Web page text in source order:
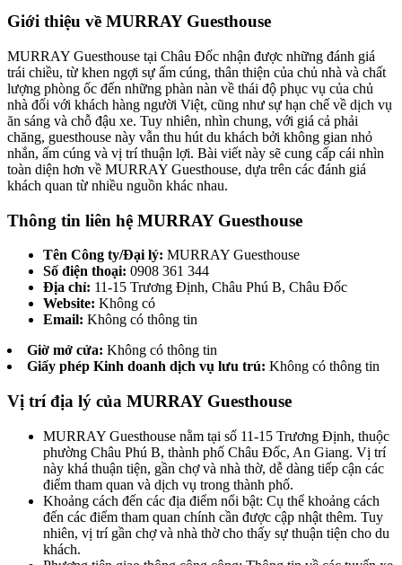
Giới thiệu về MURRAY Guesthouse
MURRAY Guesthouse tại Châu Đốc nhận được những đánh giá
trái chiều, từ khen ngợi sự ấm cúng, thân thiện của chủ nhà và chất
lượng phòng ốc đến những phàn nàn về thái độ phục vụ của chủ
nhà đối với khách hàng người Việt, cũng như sự hạn chế về dịch vụ
ăn sáng và chỗ đậu xe. Tuy nhiên, nhìn chung, với giá cả phải
chăng, guesthouse này vẫn thu hút du khách bởi không gian nhỏ
nhắn, ấm cúng và vị trí thuận lợi. Bài viết này sẽ cung cấp cái nhìn
toàn diện hơn về MURRAY Guesthouse, dựa trên các đánh giá
khách quan từ nhiều nguồn khác nhau.
Thông tin liên hệ MURRAY Guesthouse
Tên Công ty/Đại lý: MURRAY Guesthouse
Số điện thoại: 0908 361 344
Địa chỉ: 11-15 Trương Định, Châu Phú B, Châu Đốc
Website: Không có
Email: Không có thông tin
Giờ mở cửa: Không có thông tin
Giấy phép Kinh doanh dịch vụ lưu trú: Không có thông tin
Vị trí địa lý của MURRAY Guesthouse
MURRAY Guesthouse nằm tại số 11-15 Trương Định, thuộc
phường Châu Phú B, thành phố Châu Đốc, An Giang. Vị trí
này khá thuận tiện, gần chợ và nhà thờ, dễ dàng tiếp cận các
điểm tham quan và dịch vụ trong thành phố.
Khoảng cách đến các địa điểm nổi bật: Cụ thể khoảng cách
đến các điểm tham quan chính cần được cập nhật thêm. Tuy
nhiên, vị trí gần chợ và nhà thờ cho thấy sự thuận tiện cho du
khách.